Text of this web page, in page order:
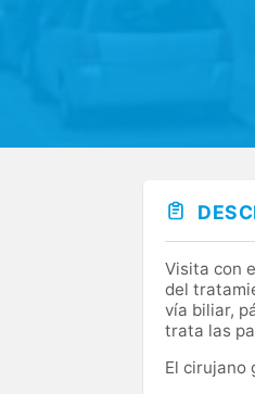
Visita con
del
vía biliar,
trata las
El cirujano